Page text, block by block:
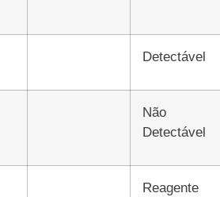
Detectável
Não
Detectável
Reagente